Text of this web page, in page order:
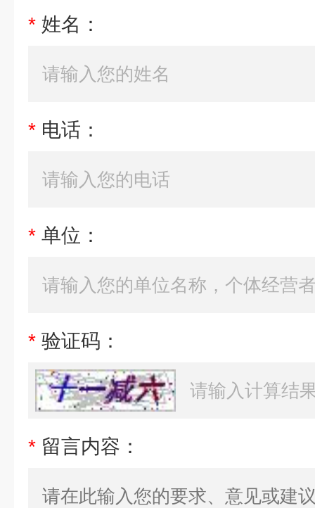
* 姓名：
* 电话：
* 单位：
* 验证码：
* 留言内容：